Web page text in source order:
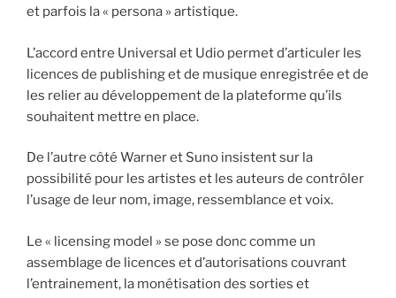
et parfois la « persona » artistique.
L’accord entre Universal et Udio permet d’articuler les
licences de publishing et de musique enregistrée et de
les relier au développement de la plateforme qu’ils
souhaitent mettre en place.
De l’autre côté Warner et Suno insistent sur la
possibilité pour les artistes et les auteurs de contrôler
l’usage de leur nom, image, ressemblance et voix.
Le « licensing model » se pose donc comme un
assemblage de licences et d’autorisations couvrant
l’entrainement, la monétisation des sorties et